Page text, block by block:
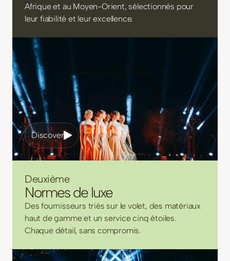
Afrique et au Moyen-Orient, sélectionnés pour
leur fiabilité et leur excellence.
Discover
Deuxième
Normes de luxe
Des fournisseurs triés sur le volet, des matériaux
haut de gamme et un service cinq étoiles.
Chaque détail, sans compromis.